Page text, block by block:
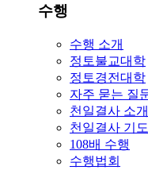
수행
수행 소개
정토불교대학
정토경전대학
자주 묻는 질
천일결사 소개
천일결사 기도
108배 수행
수행법회